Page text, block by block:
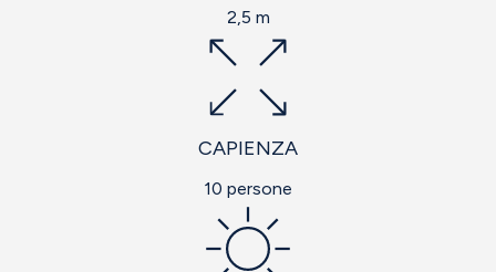
2,5 m
CAPIENZA
10 persone